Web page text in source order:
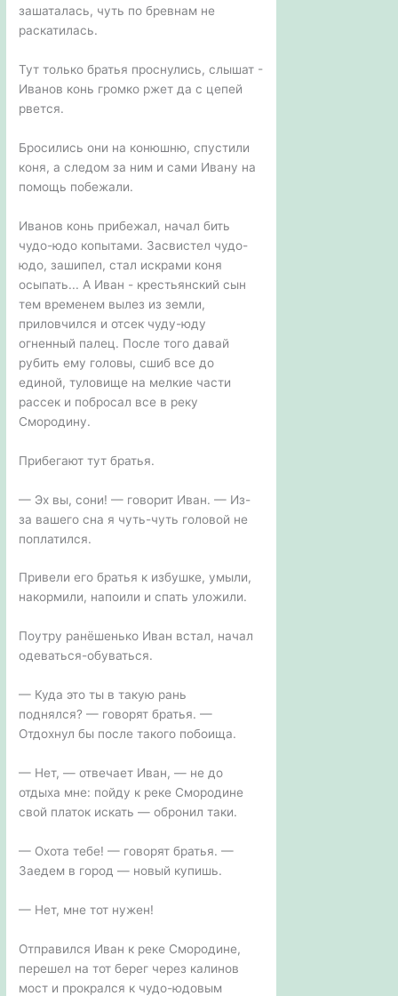
зашаталась, чуть по бревнам не
раскатилась.
Тут только братья проснулись, слышат -
Иванов конь громко ржет да с цепей
рвется.
Бросились они на конюшню, спустили
коня, а следом за ним и сами Ивану на
помощь побежали.
Иванов конь прибежал, начал бить
чудо-юдо копытами. Засвистел чудо-
юдо, зашипел, стал искрами коня
осыпать... А Иван - крестьянский сын
тем временем вылез из земли,
приловчился и отсек чуду-юду
огненный палец. После того давай
рубить ему головы, сшиб все до
единой, туловище на мелкие части
рассек и побросал все в реку
Смородину.
Прибегают тут братья.
— Эх вы, сони! — говорит Иван. — Из-
за вашего сна я чуть-чуть головой не
поплатился.
Привели его братья к избушке, умыли,
накормили, напоили и спать уложили.
Поутру ранёшенько Иван встал, начал
одеваться-обуваться.
— Куда это ты в такую рань
поднялся? — говорят братья. —
Отдохнул бы после такого побоища.
— Нет, — отвечает Иван, — не до
отдыха мне: пойду к реке Смородине
свой платок искать — обронил таки.
— Охота тебе! — говорят братья. —
Заедем в город — новый купишь.
— Нет, мне тот нужен!
Отправился Иван к реке Смородине,
перешел на тот берег через калинов
мост и прокрался к чудо-юдовым